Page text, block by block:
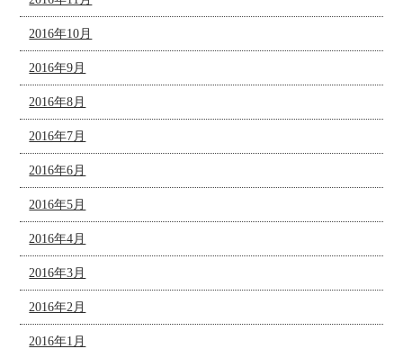
2016年10月
2016年9月
2016年8月
2016年7月
2016年6月
2016年5月
2016年4月
2016年3月
2016年2月
2016年1月